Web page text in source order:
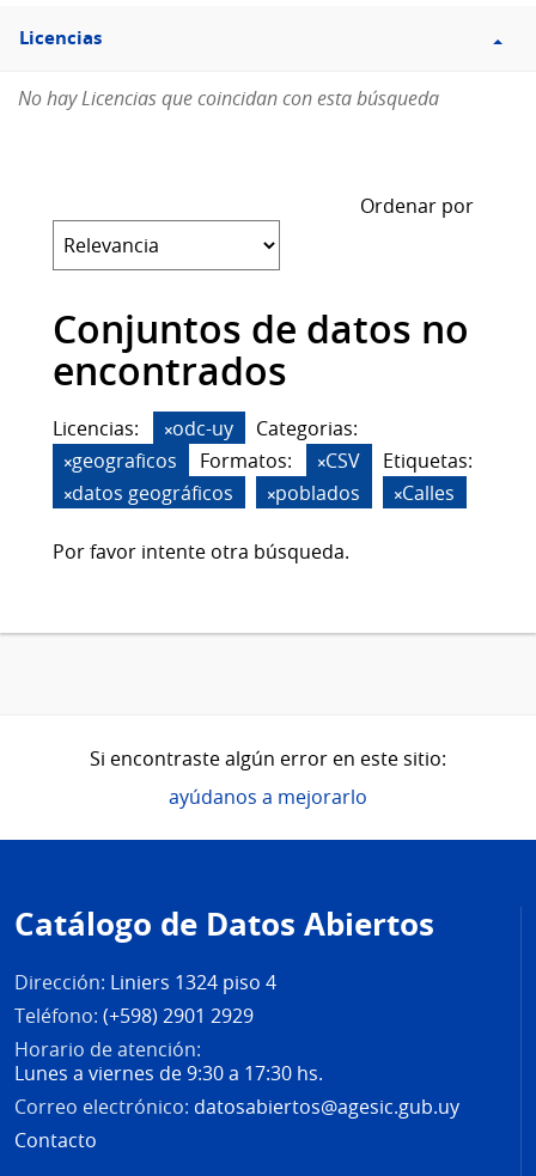
Filtro
Licencias
Licencias
No hay Licencias que coincidan con esta búsqueda
Ordenar por
Conjuntos de datos no
encontrados
Licencias: odc-uy
Categorias:
geograficos
Formatos: CSV
Etiquetas:
datos geográficos
poblados Calles
Por favor intente otra búsqueda.
Si encontraste algún error en este sitio:
ayúdanos a mejorarlo
de
página
Catálogo de Datos Abiertos
Dirección: Liniers 1324 piso 4
Teléfono: (+598) 2901 2929
Horario de atención:
Lunes a viernes de 9:30 a 17:30 hs.
Correo electrónico: datosabiertos@agesic.gub.uy
Contacto